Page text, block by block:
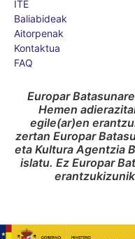
ITE
Baliabideak
Aitorpenak
Kontaktua
FAQ
Europar
Hemen
egile(ar)en
zertan Europar
eta Kultura Agentzia
islatu. Ez Europar